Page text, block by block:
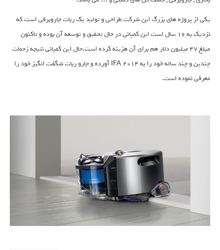
یکی از پروژه های بزرگ این شرکت طراحی و تولید یک ربات جاروبرقی است که
نزدیک به 16 سال است این کمپانی در حال تحقیق و توسعه آن بوده و تاکنون
مبلغ 47 میلیون دلار هم برای آن هزینه کرده است.حال این کمپانی نتیجه زحمات
چندین و چند ساله خود را به IFA 2014 آورده و جارو ربات شگفت انگیز خود را
معرفی نموده است.